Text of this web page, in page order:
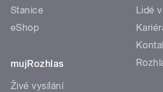
Stanice
eShop
mujRozhlas
Živé vysílání
Lidé